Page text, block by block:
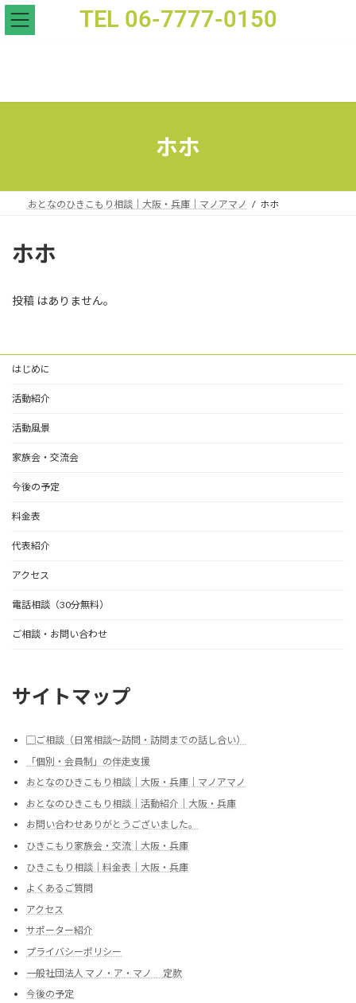
TEL 06-7777-0150
ホホ
おとなのひきこもり相談｜大阪・兵庫｜マノアマノ ホホ
ホホ
投稿 はありません。
はじめに
活動紹介
活動風景
家族会・交流会
今後の予定
料金表
代表紹介
アクセス
電話相談（30分無料）
ご相談・お問い合わせ
サイトマップ
▢ご相談（日常相談～訪問・訪問までの話し合い）
「個別・会員制」の伴走支援
おとなのひきこもり相談｜大阪・兵庫｜マノアマノ
おとなのひきこもり相談｜活動紹介｜大阪・兵庫
お問い合わせありがとうございました。
ひきこもり家族会・交流｜大阪・兵庫
ひきこもり相談｜料金表｜大阪・兵庫
よくあるご質問
アクセス
サポーター紹介
プライバシーポリシー
一般社団法人 マノ・ア・マノ 定款
今後の予定